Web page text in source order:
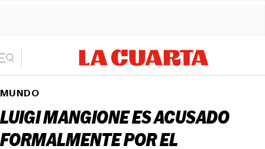
MUNDO
LUIGI MANGIONE ES ACUSADO
FORMALMENTE POR EL